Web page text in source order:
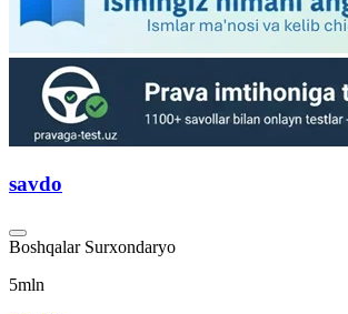
savdo
Boshqalar Surxondaryo
5mln